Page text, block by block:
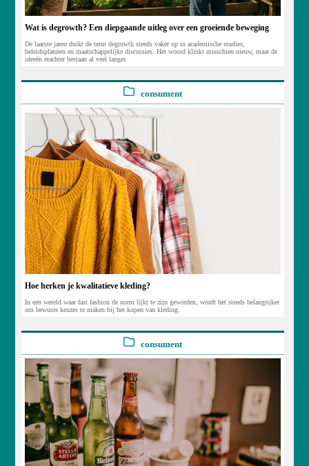
Wat is degrowth? Een diepgaande uitleg over een groeiende beweging
De laatste jaren duikt de term degrowth steeds vaker op in academische studies,
beleidsplannen en maatschappelijke discussies. Het woord klinkt misschien nieuw, maar de
ideeën erachter bestaan al veel langer.
consument
Hoe herken je kwalitatieve kleding?
In een wereld waar fast fashion de norm lijkt te zijn geworden, wordt het steeds belangrijker
om bewuste keuzes te maken bij het kopen van kleding.
consument